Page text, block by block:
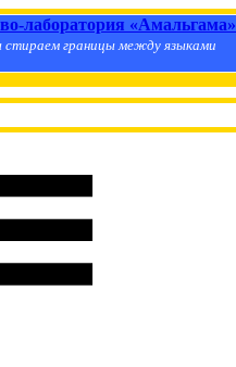
лаборатория «Амальгама»
границы между языками